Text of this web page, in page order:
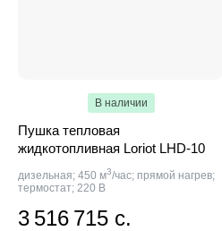
В наличии
Пушка тепловая
жидкотопливная Loriot LHD-10
дизельная; 450 м3/час; прямой нагрев;
термостат; 220 В
3 516 715 с.